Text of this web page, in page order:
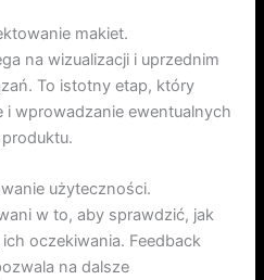
makiet.
na wizualizacji i uprzednim
To istotny etap, który
i wprowadzanie ewentualnych
użyteczności.
w to, aby sprawdzić, jak
oczekiwania. Feedback
na dalsze